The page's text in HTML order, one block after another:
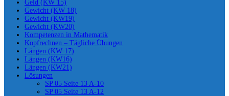
Geld (KW 15)
Gewicht (KW 18)
Gewicht (KW19)
Gewicht (KW20)
Kompetenzen in Mathematik
Kopfrechnen – Tägliche Übungen
Längen (KW 17)
Längen (KW16)
Längen (KW21)
Lösungen
SP 05 Seite 13 A-10
SP 05 Seite 13 A-12